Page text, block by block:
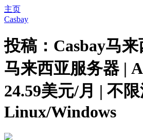
主页
Casbay
投稿：Casbay马
马来西亚服务器 |
24.59美元/月 | 不
Linux/Windows